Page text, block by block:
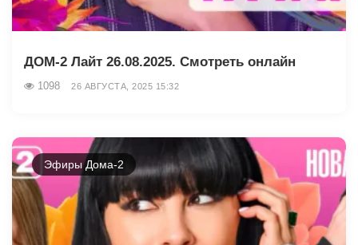
ДОМ-2 Лайт 26.08.2025. Смотреть онлайн
1098 26 АВГУСТА, 2025 15:32
Эфиры Дома-2